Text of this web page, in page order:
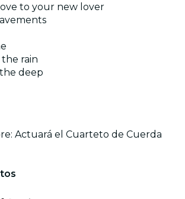
to your new lover
rain
deep
Actuará el Cuarteto de Cuerda